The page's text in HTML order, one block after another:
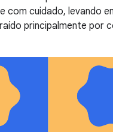
com cuidado, levando
principalmente por